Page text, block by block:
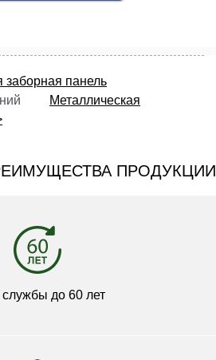
заборная панель
Металлическая
ПРОДУКЦИИ
до 60 лет